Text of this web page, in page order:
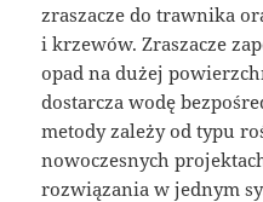
zraszacze do trawnika
i krzewów. Zraszacze
opad na dużej
dostarcza wodę
metody zależy od typu
nowoczesnych
rozwiązania w jednym